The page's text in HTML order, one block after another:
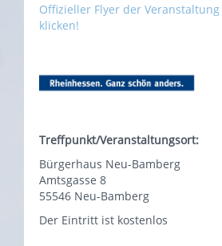
Offizieller Flyer der
klicken!
Treffpunkt/Veranstaltungsort:
Bürgerhaus Neu-Bamberg
Amtsgasse 8
55546 Neu-Bamberg
Der Eintritt ist kostenlos